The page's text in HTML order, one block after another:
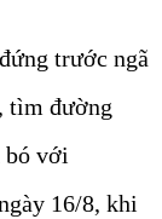
trước ngã
tìm đường
bó với
16/8, khi